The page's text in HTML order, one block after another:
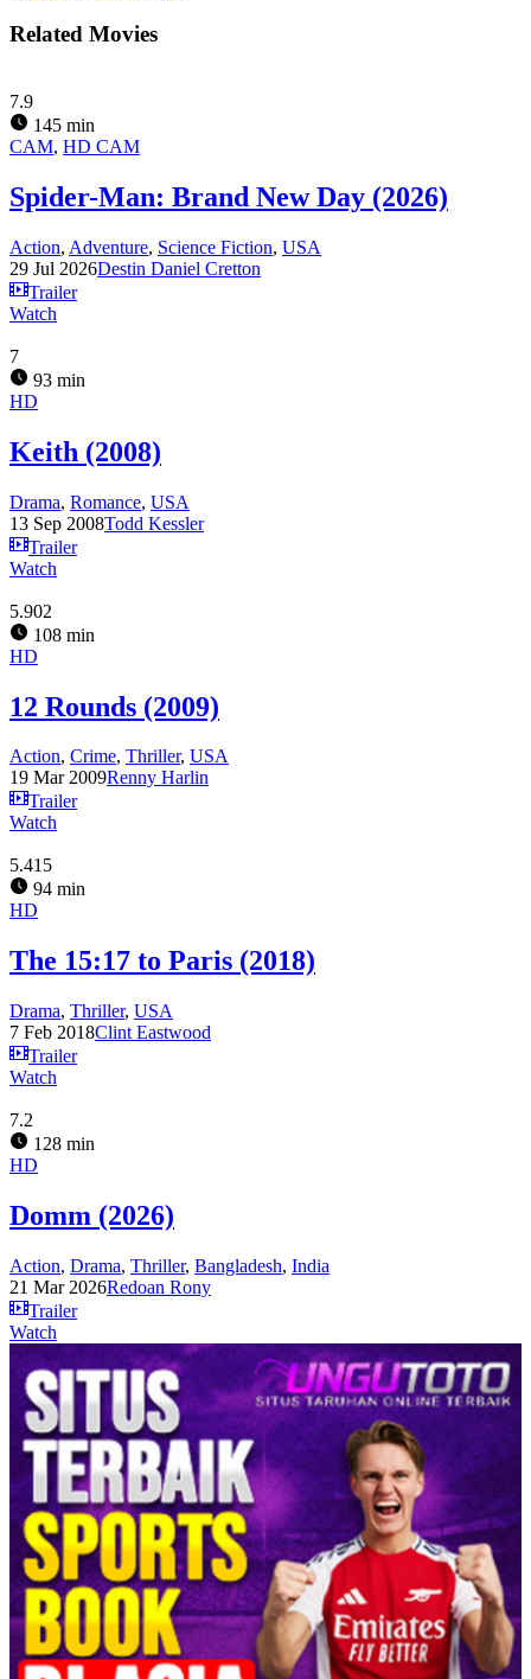
Related Movies
7.9
145 min
CAM, HD CAM
Spider-Man: Brand New Day (2026)
Action, Adventure, Science Fiction, USA
29 Jul 2026Destin Daniel Cretton
Trailer
Watch
7
93 min
HD
Keith (2008)
Drama, Romance, USA
13 Sep 2008Todd Kessler
Trailer
Watch
5.902
108 min
HD
12 Rounds (2009)
Action, Crime, Thriller, USA
19 Mar 2009Renny Harlin
Trailer
Watch
5.415
94 min
HD
The 15:17 to Paris (2018)
Drama, Thriller, USA
7 Feb 2018Clint Eastwood
Trailer
Watch
7.2
128 min
HD
Domm (2026)
Action, Drama, Thriller, Bangladesh, India
21 Mar 2026Redoan Rony
Trailer
Watch